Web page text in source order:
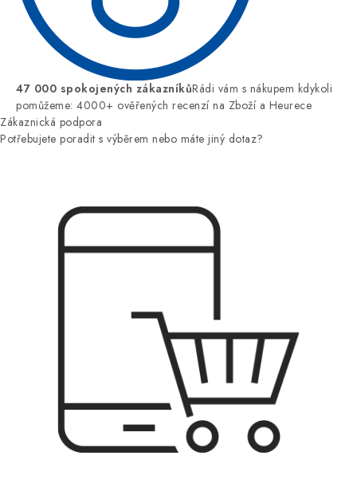
47 000 spokojených zákazníkůRádi vám s nákupem kdykoli
pomůžeme: 4000+ ověřených recenzí na Zboží a Heurece
Zákaznická podpora
Potřebujete poradit s výběrem nebo máte jiný dotaz?